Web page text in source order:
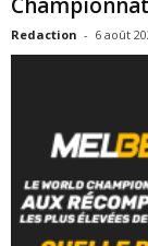
Redaction - 6 août